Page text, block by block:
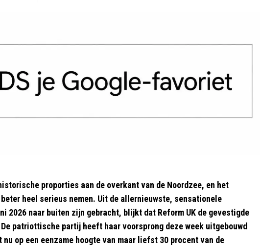
proporties aan de overkant van de Noordzee, en het
heel serieus nemen. Uit de allernieuwste, sensationele
2026 naar buiten zijn gebracht, blijkt dat Reform UK de gevestigde
patriottische partij heeft haar voorsprong deze week uitgebouwd
op een eenzame hoogte van maar liefst 30 procent van de